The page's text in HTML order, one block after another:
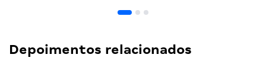
Depoimentos relacionados